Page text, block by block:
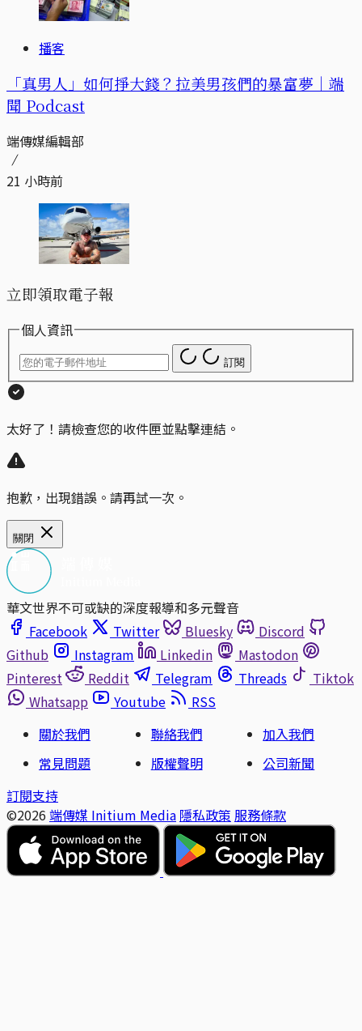
播客
「真男人」如何掙大錢？拉美男孩們的暴富夢｜端
聞 Podcast
端傳媒編輯部
21 小時前
立即領取電子報
個人資訊
訂閱
太好了！請檢查您的收件匣並點擊連結。
抱歉，出現錯誤。請再試一次。
關閉
華文世界不可或缺的深度報導和多元聲音
Facebook
Twitter Bluesky
Discord
Github
Instagram Linkedin
Mastodon
Pinterest
Reddit Telegram Threads
Tiktok
Whatsapp
Youtube
RSS
關於我們
聯絡我們
加入我們
常見問題
版權聲明
公司新聞
訂閱支持
©2026 端傳媒 Initium Media 隱私政策 服務條款